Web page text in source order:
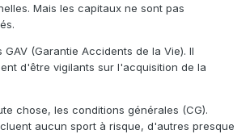
Mais les capitaux ne sont pas
GAV (Garantie Accidents de la Vie). Il
d'être vigilants sur l'acquisition de la
chose, les conditions générales (CG).
aucun sport à risque, d'autres presque